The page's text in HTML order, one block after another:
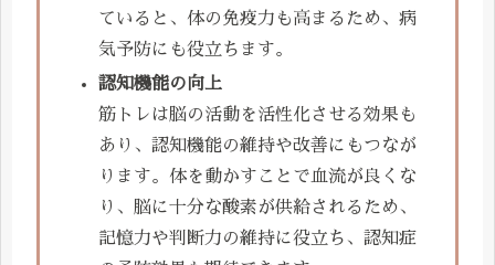
ていると、体の免疫力も高まるため、病
気予防にも役立ちます。
認知機能の向上
筋トレは脳の活動を活性化させる効果も
あり、認知機能の維持や改善にもつなが
ります。体を動かすことで血流が良くな
り、脳に十分な酸素が供給されるため、
記憶力や判断力の維持に役立ち、認知症